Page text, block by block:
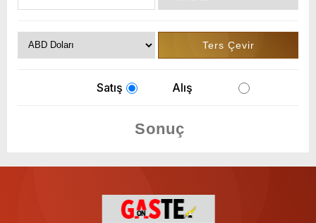
Satış Alış